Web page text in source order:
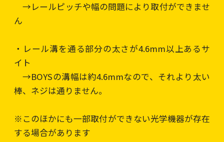
→レールピッチや幅の問題により取付ができませ
ん
・レール溝を通る部分の太さが4.6mm以上あるサ
イト
→BOYSの溝幅は約4.6mmなので、それより太い
棒、ネジは通りません。
※このほかにも一部取付ができない光学機器が存在
する場合があります